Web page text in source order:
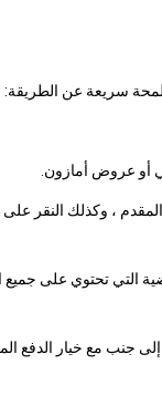
لمحة سريعة عن الطريقة:
، وكذلك النقر
التي تحتوي على جميع
جنب مع خيار الدفع